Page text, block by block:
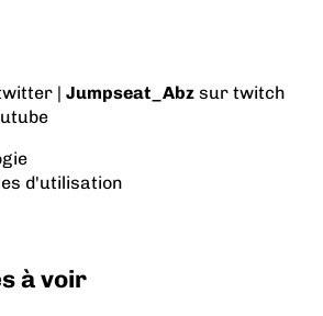
|Jumpseat_Abz sur twitch
d'utilisation
à voir